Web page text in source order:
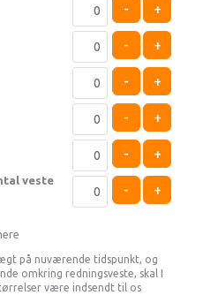
- +
- +
- +
- +
- +
veste
- +
på nuværende tidspunkt, og
omkring redningsveste, skal I
være indsendt til os